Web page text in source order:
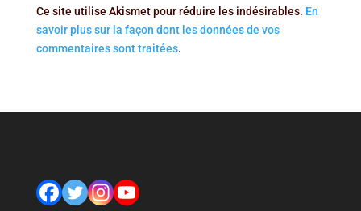
Ce site utilise Akismet pour réduire les indésirables. En
savoir plus sur la façon dont les données de vos
commentaires sont traitées.